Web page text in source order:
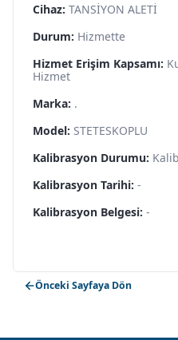
Cihaz: TANSİYON ALETİ
Durum: Hizmette
Hizmet Erişim Kapsamı:
Hizmet
Marka: .
Model: STETESKOPLU
Kalibrasyon Durumu:
Kalibrasyon Tarihi: -
Kalibrasyon Belgesi: -
Önceki Sayfaya Dön